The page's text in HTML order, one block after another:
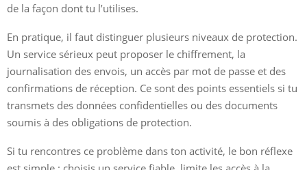
de la façon dont tu l’utilises.
En pratique, il faut distinguer plusieurs niveaux de protection.
Un service sérieux peut proposer le chiffrement, la
journalisation des envois, un accès par mot de passe et des
confirmations de réception. Ce sont des points essentiels si tu
transmets des données confidentielles ou des documents
soumis à des obligations de protection.
Si tu rencontres ce problème dans ton activité, le bon réflexe